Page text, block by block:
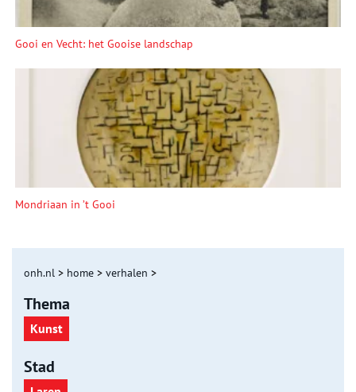
Gooi en Vecht: het Gooise landschap
Mondriaan in ’t Gooi
onh.nl > home > verhalen >
Thema
Kunst
Stad